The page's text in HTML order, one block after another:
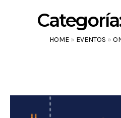
HOME » EVENTOS »